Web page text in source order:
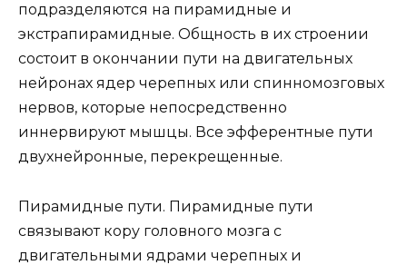
подразделяются на пирамидные и
экстрапирамидные. Общность в их строении
состоит в окончании пути на двигательных
нейронах ядер черепных или спинномозговых
нервов, которые непосредственно
иннервируют мышцы. Все эфферентные пути
двухнейронные, перекрещенные.
Пирамидные пути. Пирамидные пути
связывают кору головного мозга с
двигательными ядрами черепных и